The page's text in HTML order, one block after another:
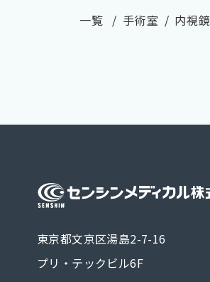
一覧 手術室 内視
東京都文京区湯島2-7-16
プリ・テックビル6F